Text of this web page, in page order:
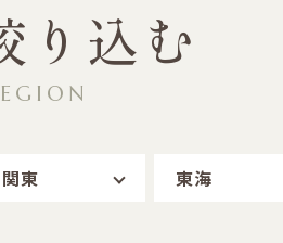
り込む
関東 東海